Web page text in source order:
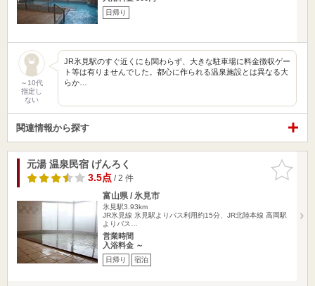
日帰り
～10代
指定し
ない
JR氷見駅のすぐ近くにも関わらず、大きな駐車場に料金徴収ゲー
ト等は有りませんでした。都心に作られる温泉施設とは異なる大
らか…
関連情報から探す
お気に入
りに追加
元湯 温泉民宿 げんろく
3.5点/ 2 件
富山県 / 氷見市
氷見駅3.93km
JR氷見線 氷見駅よりバス利用約15分、JR北陸本線 高岡駅
よりバス…
営業時間
入浴料金 ～
日帰り 宿泊